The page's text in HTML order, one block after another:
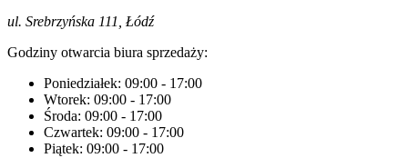
ul. Srebrzyńska 111, Łódź
Godziny otwarcia biura sprzedaży:
Poniedziałek: 09:00 - 17:00
Wtorek: 09:00 - 17:00
Środa: 09:00 - 17:00
Czwartek: 09:00 - 17:00
Piątek: 09:00 - 17:00